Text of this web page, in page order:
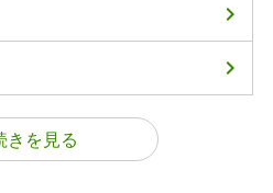
支給申請
きは、葬祭を行った方に
以内に亡くなられた方
これに相当する給付があ